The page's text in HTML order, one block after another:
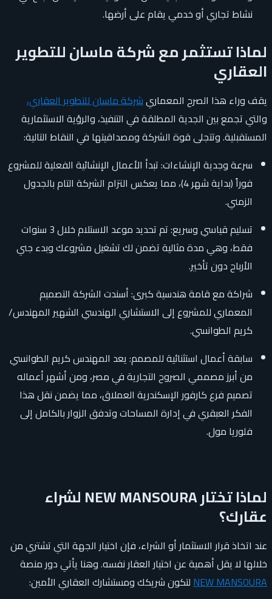
نشاط تجاري أو خدمي يقام على أرضها.
لماذا تستثمر مع شركة ماسان للتطوير
العقاري
يقف وراء هذا الصرح المعماريشركة ماسان للتطوير العقاري،
والتي تجمع بين الجدية المطلقة في التنفيذ، والرؤية الاستثمارية
المستقبلية. وتتجلى قوة الشركة ومصداقيتها في النقاط التالية:
سرعة وجدية الإنشاءات: تبدأ الأعمال الإنشائية الفعلية للمشروع
فوراً (بداية شهر 4)، مما يعكس التزام الشركة التام بالجدول
الزمني.
تسليم قياسي وسريع: تم تحديد موعد الاستلام خلال 3 سنوات
فقط، وهي مدة مثالية تضمن لك تشغيل مشروعك وبدء جني
الأرباح دون تأخير.
شراكة مع قامة هندسية كبرى: أسندت الشركة التصميم
المعماري للمشروع إلى الاستشاري الهندسي الشهير المهندس/
كريم الطوانسي.
سابقة أعمال استثنائية للمصمم: يعد المهندس كريم الطوانسي
من أبرز مصممي الصروح التجارية في مصر، ومن أشهر أعماله
تصميم فرع كارفور الإسكندرية العملاق، مما يضمن نقل هذا
الفكر العبقري في إدارة المساحات وتدفق الزوار بالكامل إلى
فلوريا مول.
لماذا تختار NEW MANSOURA لشراء
عقارك؟
عند اتخاذ قرار الاستثمار أو الشراء، فإن اختيار الجهة التي تشتري من
خلالها لا يقل أهمية عن اختيار العقار نفسه. وهنا يأتي دور منصة
NEW MANSOURAلتكون شريكك ومستشارك العقاري الأمين: